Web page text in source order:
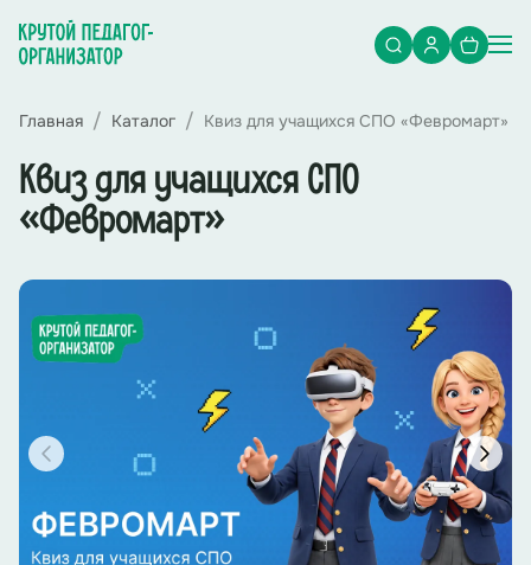
Главная Каталог Квиз для учащихся СПО «Февромарт»
Квиз для учащихся СПО
«Февромарт»